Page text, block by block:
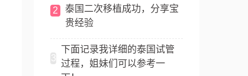
2
泰国二次移植成功，分享宝
贵经验
3
下面记录我详细的泰国试管
过程，姐妹们可以参考一